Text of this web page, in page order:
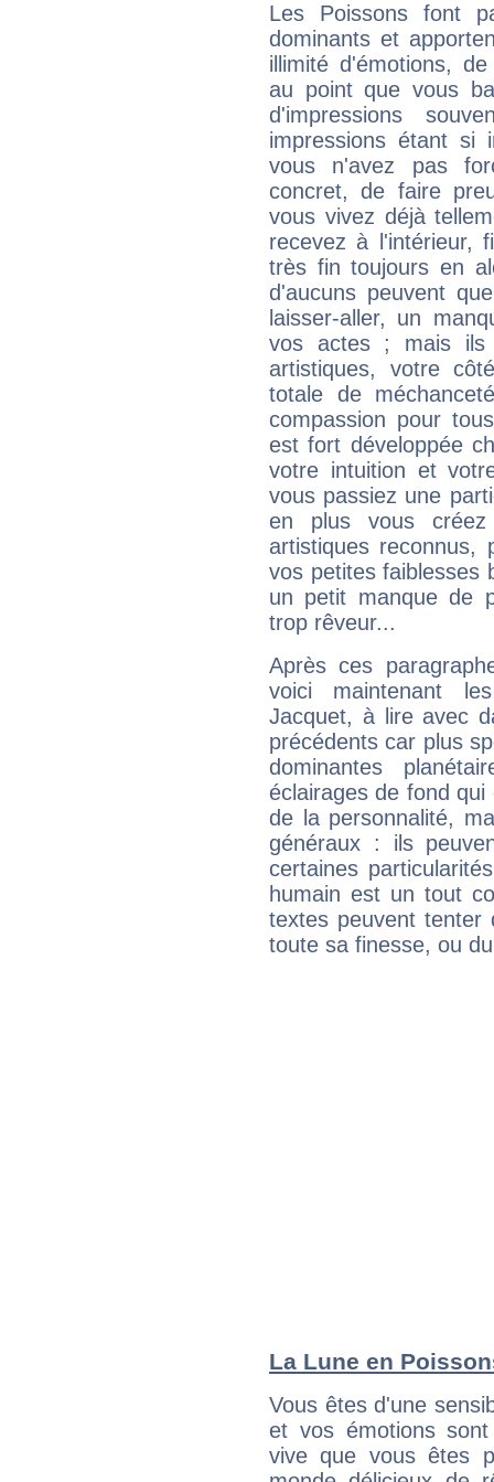
Les Poissons font
dominants et
illimité d'émotions,
au point que vous
d'impressions
impressions étant si
vous n'avez pas
concret, de faire
vous vivez déjà
recevez à l'intérieur,
très fin toujours en
d'aucuns peuvent
laisser-aller, un
vos actes ; mais ils
artistiques, votre
totale de
compassion pour
est fort développée
votre intuition et
vous passiez une
en plus vous
artistiques reconnus,
vos petites faiblesses
un petit manque de
trop rêveur...
Après ces
voici maintenant
Jacquet, à lire avec
précédents car plus
dominantes
éclairages de fond
de la personnalité,
généraux : ils
certaines
humain est un tout
textes peuvent tenter
toute sa finesse, ou
La Lune en
Vous êtes d'une
et vos émotions
vive que vous êtes